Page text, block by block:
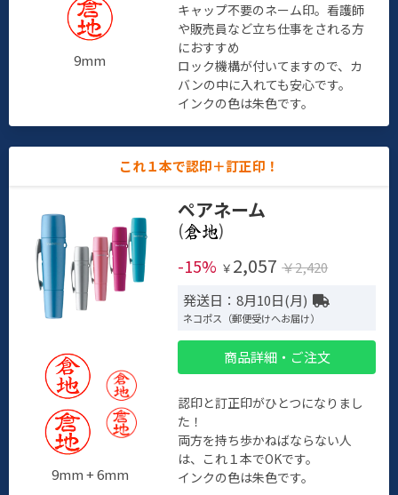
9mm
キャップ不要のネーム印。看護師
や販売員など立ち仕事をされる方
におすすめ
ロック機構が付いてますので、カ
バンの中に入れても安心です。
インクの色は朱色です。
これ１本で認印＋訂正印！
9mm + 6mm
ペアネーム
(
)
-15% ￥ 2,057 ￥2,420
発送日：8月10日(月)
ネコポス（郵便受けへお届け）
商品詳細・ご注文
認印と訂正印がひとつになりまし
た！
両方を持ち歩かねばならない人
は、これ１本でOKです。
インクの色は朱色です。